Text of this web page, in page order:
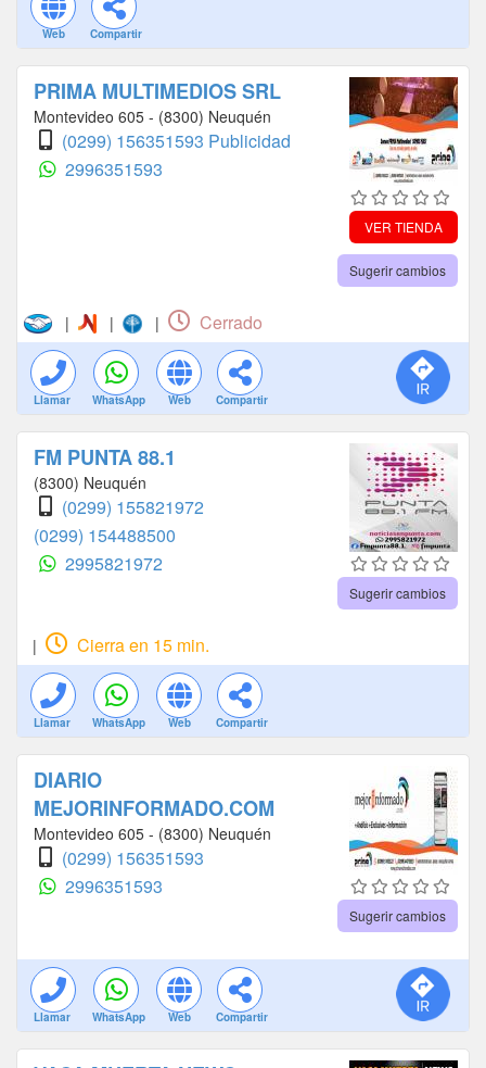
Web Compartir
PRIMA MULTIMEDIOS SRL
Montevideo 605 - (8300) Neuquén
(0299) 156351593 Publicidad
2996351593
VER TIENDA
Sugerir cambios
| | | Cerrado
Llamar WhatsApp Web Compartir
FM PUNTA 88.1
(8300) Neuquén
(0299) 155821972
(0299) 154488500
2995821972
Sugerir cambios
| Cierra en 15 min.
Llamar WhatsApp Web Compartir
DIARIO
MEJORINFORMADO.COM
Montevideo 605 - (8300) Neuquén
(0299) 156351593
2996351593
Sugerir cambios
Llamar WhatsApp Web Compartir